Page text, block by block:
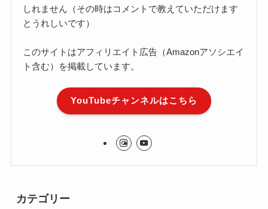
しれません（その時はコメントで教えていただけます
とうれしいです）
このサイトはアフィリエイト広告（Amazonアソシエイ
ト含む）を掲載しています。
YouTubeチャンネルはこちら
カテゴリー